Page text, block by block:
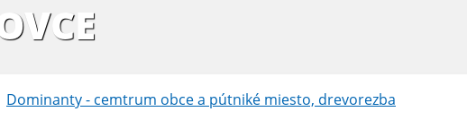
Dominanty - cemtrum obce a pútniké miesto, drevorezba